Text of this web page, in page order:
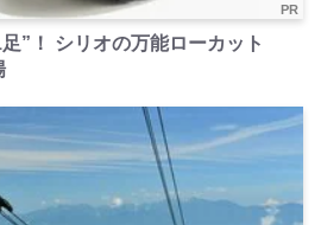
PR
”！ シリオの万能ローカット